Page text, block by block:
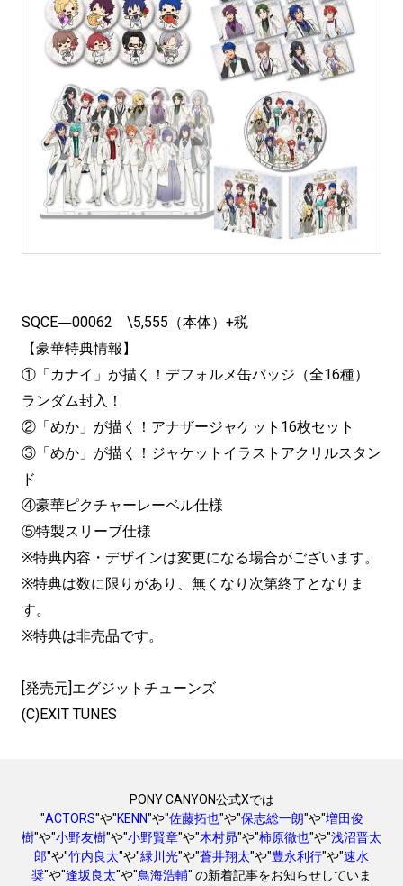
SQCE―00062 \5,555（本体）+税
【豪華特典情報】
①「カナイ」が描く！デフォルメ缶バッジ（全16種）
ランダム封入！
②「めか」が描く！アナザージャケット16枚セット
③「めか」が描く！ジャケットイラストアクリルスタン
ド
④豪華ピクチャーレーベル仕様
⑤特製スリーブ仕様
※特典内容・デザインは変更になる場合がございます。
※特典は数に限りがあり、無くなり次第終了となりま
す。
※特典は非売品です。
[発売元]エグジットチューンズ
(C)EXIT TUNES
PONY CANYON公式Xでは
"ACTORS"や"KENN"や"佐藤拓也"や"保志総一朗"や"増田俊
樹"や"小野友樹"や"小野賢章"や"木村昴"や"柿原徹也"や"浅沼晋太
郎"や"竹内良太"や"緑川光"や"蒼井翔太"や"豊永利行"や"速水
奨"や"逢坂良太"や"鳥海浩輔" の新着記事をお知らせしていま